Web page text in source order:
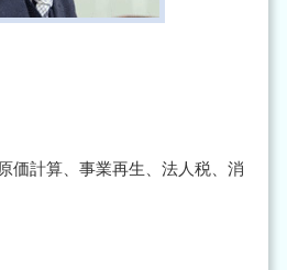
価計算、事業再生、法人税、消